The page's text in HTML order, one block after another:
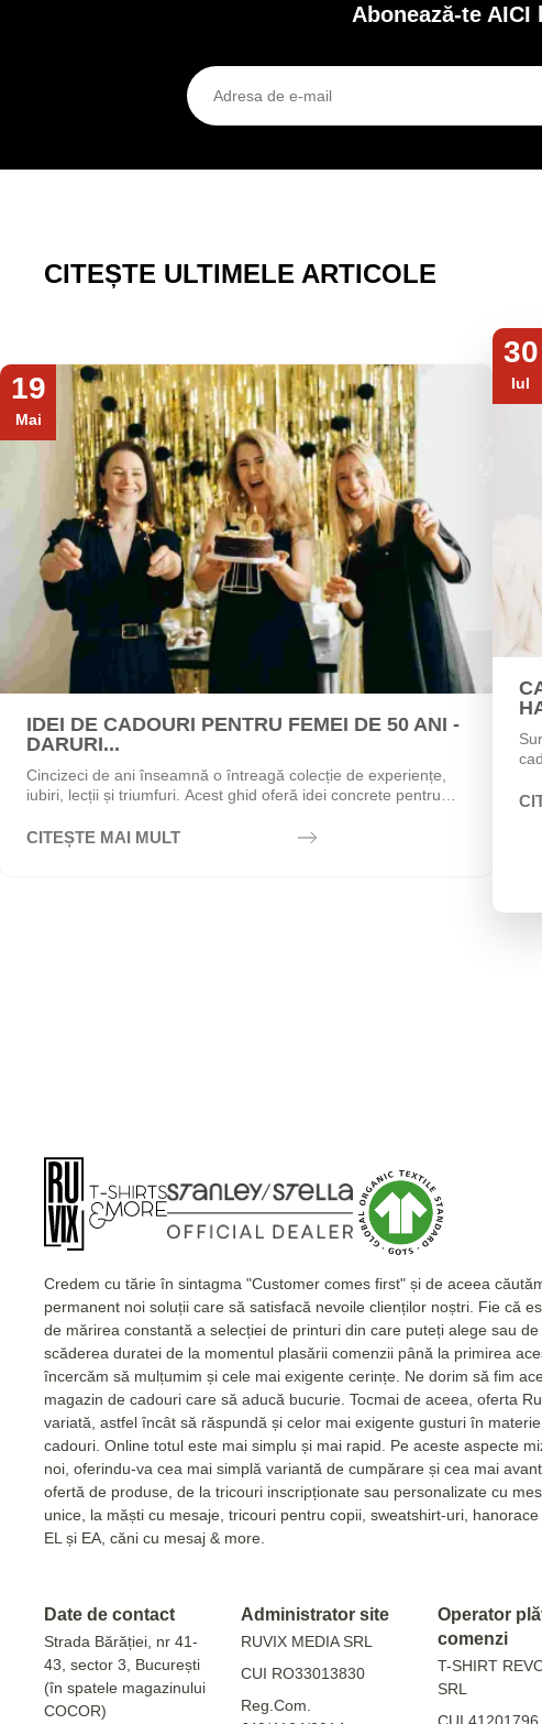
Abonează-te
CITEȘTE ULTIMELE ARTICOLE
19
Mai
IDEI DE CADOURI PENTRU FEMEI DE 50 ANI -
DARURI...
Cincizeci de ani înseamnă o întreagă colecție de experiențe,
iubiri, lecții și triumfuri. Acest ghid oferă idei concrete pentru
CITEȘTE MAI MULT
30
Iul
Credem cu tărie în sintagma "Customer comes first" și de aceea
permanent noi soluții care să satisfacă nevoile clienților noștri. Fie că
de mărirea constantă a selecției de printuri din care puteți alege sau de
scăderea duratei de la momentul plasării comenzii până la primirea
încercăm să mulțumim și cele mai exigente cerințe. Ne dorim să fim
magazin de cadouri care să aducă bucurie. Tocmai de aceea, oferta
variată, astfel încât să răspundă și celor mai exigente gusturi în
cadouri. Online totul este mai simplu și mai rapid. Pe aceste aspecte
noi, oferindu-va cea mai simplă variantă de cumpărare și cea mai
ofertă de produse, de la tricouri inscripționate sau personalizate cu
unice, la măști cu mesaje, tricouri pentru copii, sweatshirt-uri, hanorace
EL și EA, căni cu mesaj & more.
Date de contact
Strada Bărăției, nr 41-
43, sector 3, București
(în spatele magazinului
COCOR)
Administrator site
RUVIX MEDIA SRL
CUI RO33013830
Reg.Com.
Operator
comenzi
T-SHIRT
SRL
CUI 41201796